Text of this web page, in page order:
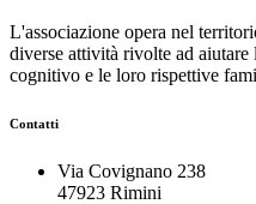
L'associazione opera nel
diverse attività rivolte ad aiutare
cognitivo e le loro rispettive
Contatti
Via Covignano 238
47923 Rimini